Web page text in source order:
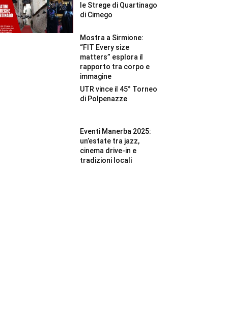
le Strege di Quartinago
di Cimego
Mostra a Sirmione:
“FIT Every size
matters” esplora il
rapporto tra corpo e
immagine
UTR vince il 45° Torneo
di Polpenazze
Eventi Manerba 2025:
un’estate tra jazz,
cinema drive-in e
tradizioni locali